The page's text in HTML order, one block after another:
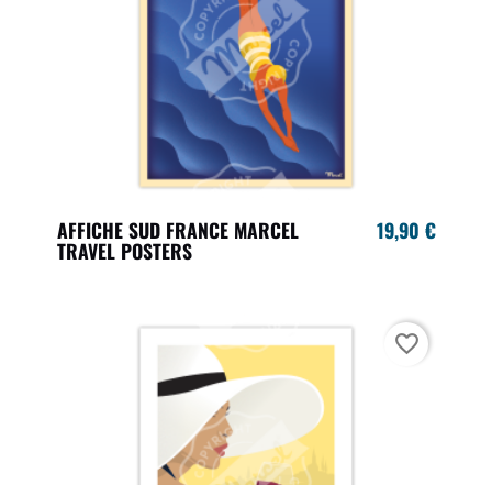
AFFICHE SUD FRANCE MARCEL
TRAVEL POSTERS
19,90 €
favorite_border